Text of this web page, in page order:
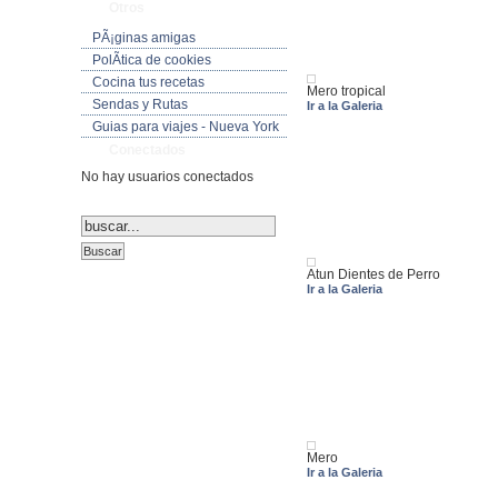
PÃ¡ginas amigas
PolÃ­tica de cookies
Cocina tus recetas
Sendas y Rutas
Guias para viajes - Nueva York
No hay usuarios conectados
Mero tropical
Ir a la Galeria
Atun Dientes de Perro
Ir a la Galeria
Mero
Ir a la Galeria